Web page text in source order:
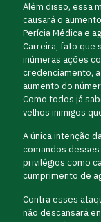
Além disso, essa
causará o
Perícia Médica e
Carreira, fato que
inúmeras ações
credenciamento,
aumento do
Como todos já
velhos inimigos
A única intenção
comandos
privilégios como
cumprimento de
Contra esses
não descansará